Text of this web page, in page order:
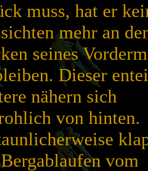
muss, hat er
mehr an
seines
Dieser
nähern sich
von hinten.
vom